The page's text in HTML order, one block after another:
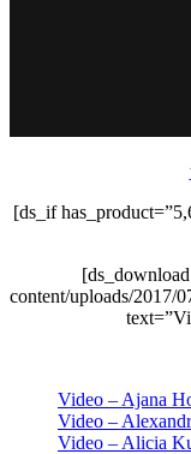
[ds_if
content/uploads/2017/
Video – Ajana
Video –
Video – Alicia